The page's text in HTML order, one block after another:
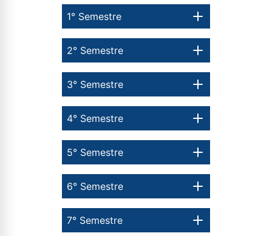
1° Semestre
7° Semestre
6° Semestre
5° Semestre
4° Semestre
3° Semestre
2° Semestre